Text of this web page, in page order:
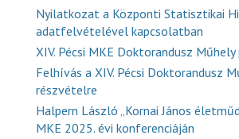
Nyilatkozat a Központi Statisztikai
adatfelvételével kapcsolatban
XIV. Pécsi MKE Doktorandusz
Felhívás a XIV. Pécsi Doktorandusz
részvételre
Halpern László „Kornai János
MKE 2025. évi konferenciáján